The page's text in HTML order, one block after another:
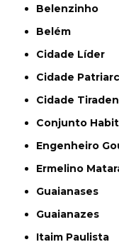
Belenzinho
Belém
Cidade Líder
Cidade
Cidade
Conjunto
Engenheiro
Ermelino
Guaianases
Guaianazes
Itaim Paulista